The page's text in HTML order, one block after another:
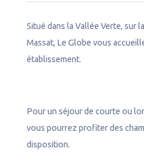
Situé dans la Vallée Verte, sur
Massat, Le Globe vous
établissement.
Pour un séjour de courte ou
vous pourrez profiter des
disposition.
n
e
l